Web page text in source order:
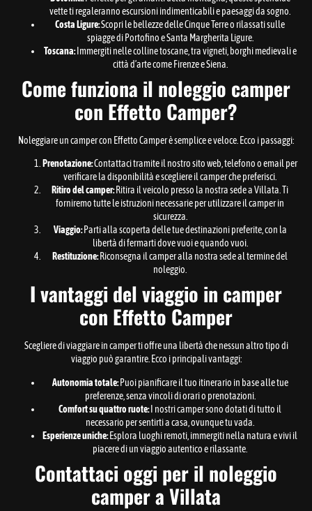
vette ti regaleranno escursioni indimenticabili e paesaggi da sogno.
Costa Ligure:Scopri le bellezze delle Cinque Terre o rilassati sulle
spiagge di Portofino e Santa Margherita Ligure.
Toscana:Immergiti nelle colline toscane, tra vigneti, borghi medievali e
città d’arte come Firenze e Siena.
Come funziona il noleggio camper
con Effetto Camper?
Noleggiare un camper con Effetto Camper è semplice e veloce. Ecco i passaggi:
Prenotazione:Contattaci tramite il nostro sito web, telefono o email per
verificare la disponibilità e scegliere il camper che preferisci.
Ritiro del camper:Ritira il veicolo presso la nostra sede a Villata. Ti
forniremo tutte le istruzioni necessarie per utilizzare il camper in
sicurezza.
Viaggio:Parti alla scoperta delle tue destinazioni preferite, con la
libertà di fermarti dove vuoi e quando vuoi.
Restituzione:Riconsegna il camper alla nostra sede al termine del
noleggio.
I vantaggi del viaggio in camper
con Effetto Camper
Scegliere di viaggiare in camper ti offre una libertà che nessun altro tipo di
viaggio può garantire. Ecco i principali vantaggi:
Autonomia totale:Puoi pianificare il tuo itinerario in base alle tue
preferenze, senza vincoli di orari o prenotazioni.
Comfort su quattro ruote:I nostri camper sono dotati di tutto il
necessario per sentirti a casa, ovunque tu vada.
Esperienze uniche:Esplora luoghi remoti, immergiti nella natura e vivi il
piacere di un viaggio autentico e rilassante.
Contattaci oggi per il noleggio
camper a Villata